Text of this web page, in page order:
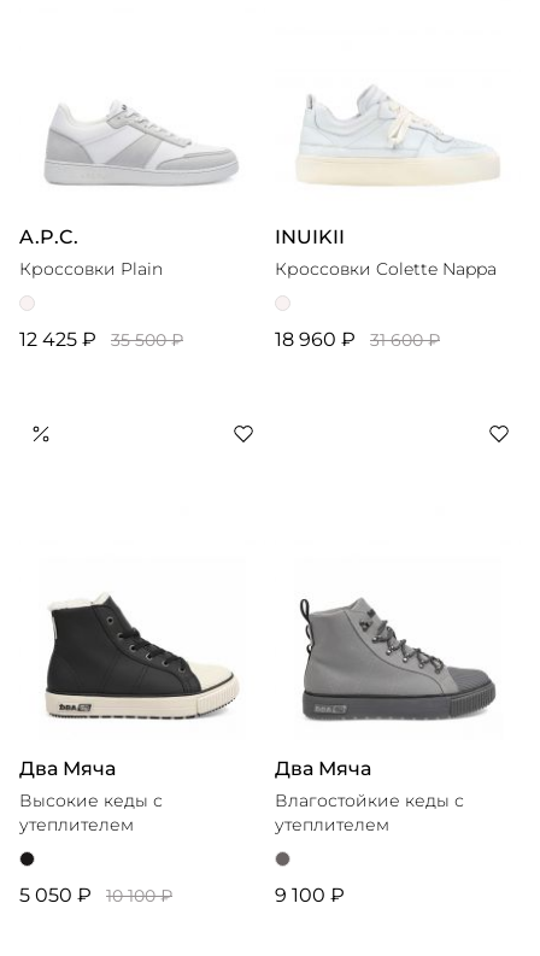
A.P.C.
Кроссовки Plain
12 425 ₽ 35 500 ₽
INUIKII
Кроссовки Colette Nappa
18 960 ₽ 31 600 ₽
Два Мяча
Высокие кеды с
утеплителем
5 050 ₽ 10 100 ₽
Два Мяча
Влагостойкие кеды с
утеплителем
9 100 ₽